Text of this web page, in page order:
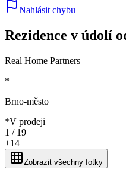
Nahlásit chybu
Rezidence v údolí
Real Home Partners
*
Brno-město
*V prodeji
1 / 19
+14
Zobrazit všechny fotky